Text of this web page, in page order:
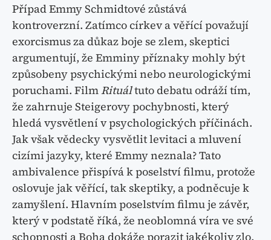
Případ Emmy Schmidtové zůstává
kontroverzní. Zatímco církev a věřící považují
exorcismus za důkaz boje se zlem, skeptici
argumentují, že Emminy příznaky mohly být
způsobeny psychickými nebo neurologickými
poruchami. FilmRituáltuto debatu odráží tím,
že zahrnuje Steigerovy pochybnosti, který
hledá vysvětlení v psychologických příčinách.
Jak však vědecky vysvětlit levitaci a mluvení
cizími jazyky, které Emmy neznala? Tato
ambivalence přispívá k poselství filmu, protože
oslovuje jak věřící, tak skeptiky, a podněcuje k
zamyšlení. Hlavním poselstvím filmu je závěr,
který v podstatě říká, že neoblomná víra ve své
schopnosti a Boha dokáže porazit jakékoliv zlo.